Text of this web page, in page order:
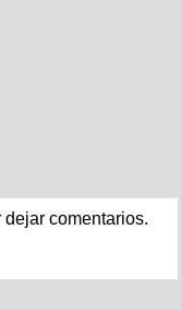
comentarios.